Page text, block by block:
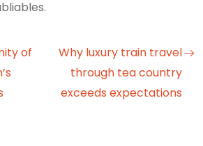
of
Why luxury train travel
through tea country
exceeds expectations